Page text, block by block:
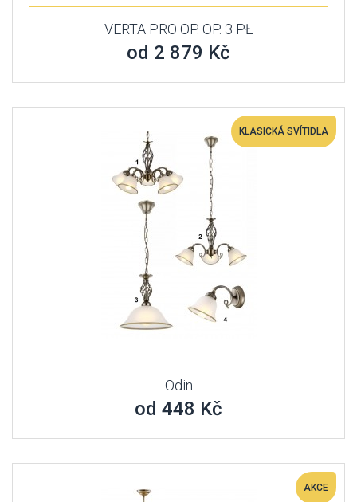
VERTA PRO OP. OP. 3 PŁ
od 2 879 Kč
KLASICKÁ SVÍTIDLA
Odin
od 448 Kč
AKCE